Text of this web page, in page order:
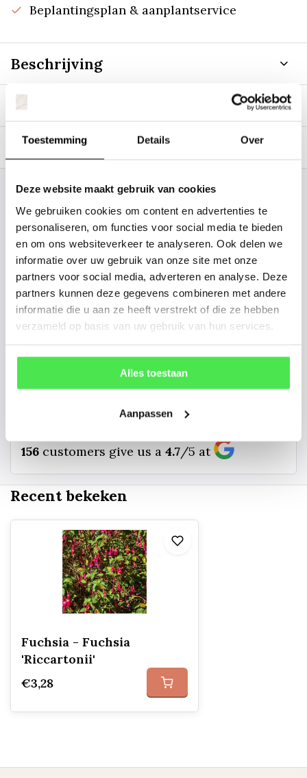
Toestemming Details Over
Deze website maakt gebruik van cookies
We gebruiken cookies om content en advertenties te
personaliseren, om functies voor social media te bieden
en om ons websiteverkeer te analyseren. Ook delen we
informatie over uw gebruik van onze site met onze
partners voor social media, adverteren en analyse. Deze
partners kunnen deze gegevens combineren met andere
informatie die u aan ze heeft verstrekt of die ze hebben
verzameld op basis van uw gebruik van hun services.
Alles toestaan
Aanpassen
Beplantingsplan & aanplantservice
Beschrijving
Specificaties
Tags
Staat uw plantsoort of maat er niet
tussen? Laat het ons weten, dan
gaan we voor u kijken. Stuur ons
de plantnaam, hoogte, stamdikte en
vorm. Wilt u weten hoe uw plant of
boom er ongeveer eruit ziet? We
kunnen u een foto sturen.
156 customers give us a 4.7/5 at
Recent bekeken
Fuchsia - Fuchsia
'Riccartonii'
€3,28